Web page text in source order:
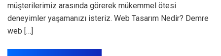
müşterilerimiz arasında görerek mükemmel ötesi
deneyimler yaşamanızı isteriz. Web Tasarım Nedir? Demre
web […]